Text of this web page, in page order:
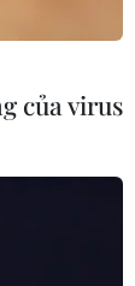
của virus